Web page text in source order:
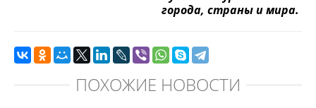
города, страны и мира.
ПОХОЖИЕ НОВОСТИ